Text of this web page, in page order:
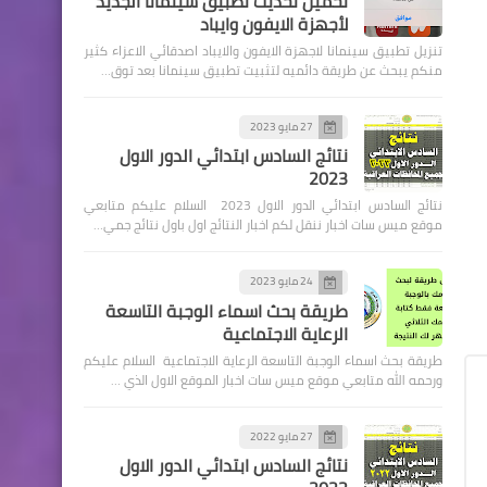
لأجهزة الايفون وايباد
تنزيل تطبيق سينمانا لاجهزة الايفون والايباد اصدقائي الاعزاء كثير
منكم يبحث عن طريقة دائميه لتثبيت تطبيق سينمانا بعد توق…
27 مايو 2023
نتائج السادس ابتدائي الدور الاول
2023
نتائج السادس ابتدائي الدور الاول 2023 السلام عليكم متابعي
موقع ميس سات اخبار ننقل لكم اخبار النتائج اول باول نتائج جمي…
24 مايو 2023
طريقة بحث اسماء الوجبة التاسعة
الرعاية الاجتماعية
طريقة بحث اسماء الوجبة التاسعة الرعاية الاجتماعية السلام عليكم
ورحمه الله متابعي موقع ميس سات اخبار الموقع الاول الذي …
27 مايو 2022
نتائج السادس ابتدائي الدور الاول
اسماء االرعاية الاجتماعية
الوجبة 32 للقروض الميسرة
حسب الفرز الالكتروني محافظة
ميسان
اسماء االرعاية الاجتماعية
الوجبة 32 للقروض الميسرة
المثنى